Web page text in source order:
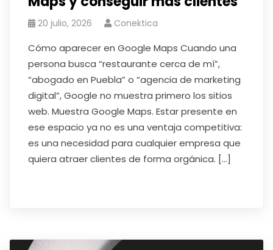
20 julio, 2026 Conektica
Cómo aparecer en Google Maps Cuando una
persona busca “restaurante cerca de mí”,
“abogado en Puebla” o “agencia de marketing
digital”, Google no muestra primero los sitios
web. Muestra Google Maps. Estar presente en
ese espacio ya no es una ventaja competitiva:
es una necesidad para cualquier empresa que
quiera atraer clientes de forma orgánica. […]